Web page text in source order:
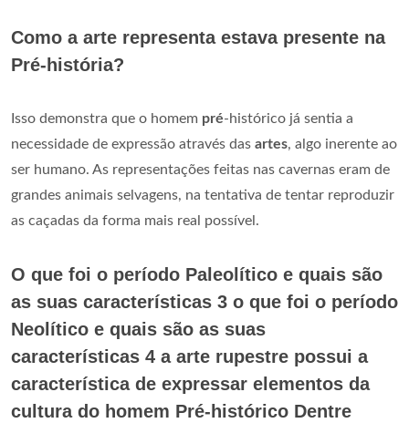
Como a arte representa estava presente na
Pré-história?
Isso demonstra que o homem pré-histórico já sentia a
necessidade de expressão através das artes, algo inerente ao
ser humano. As representações feitas nas cavernas eram de
grandes animais selvagens, na tentativa de tentar reproduzir
as caçadas da forma mais real possível.
O que foi o período Paleolítico e quais são
as suas características 3 o que foi o período
Neolítico e quais são as suas
características 4 a arte rupestre possui a
característica de expressar elementos da
cultura do homem Pré-histórico Dentre